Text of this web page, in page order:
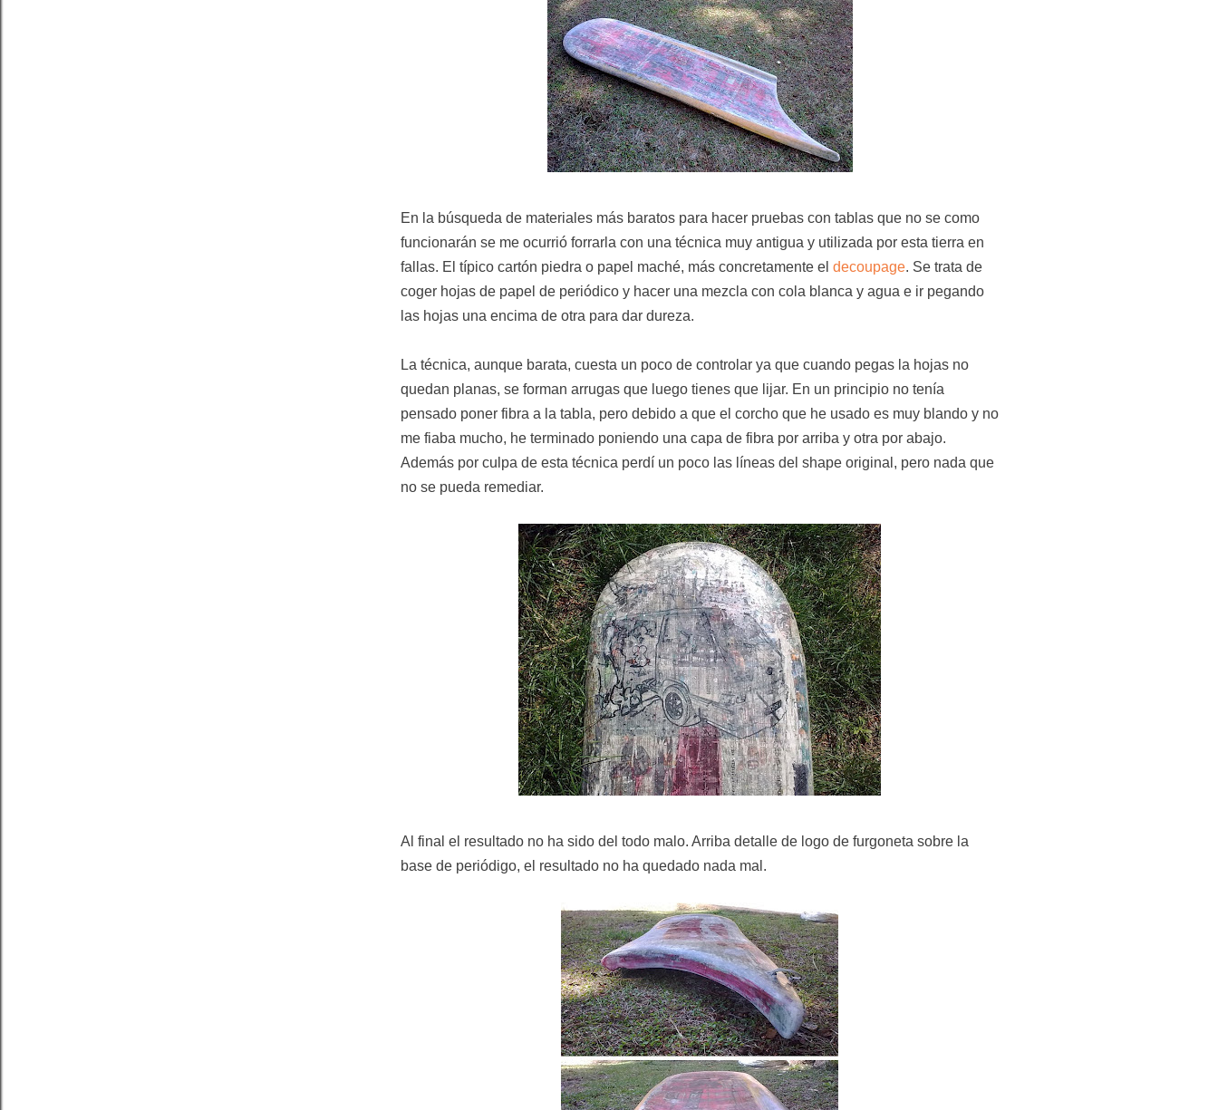
En la búsqueda de materiales más baratos para hacer pruebas con tablas que no se como
funcionarán se me ocurrió forrarla con una técnica muy antigua y utilizada por esta tierra en
fallas. El típico cartón piedra o papel maché, más concretamente el decoupage. Se trata de
coger hojas de papel de periódico y hacer una mezcla con cola blanca y agua e ir pegando
las hojas una encima de otra para dar dureza.
La técnica, aunque barata, cuesta un poco de controlar ya que cuando pegas la hojas no
quedan planas, se forman arrugas que luego tienes que lijar. En un principio no tenía
pensado poner fibra a la tabla, pero debido a que el corcho que he usado es muy blando y no
me fiaba mucho, he terminado poniendo una capa de fibra por arriba y otra por abajo.
Además por culpa de esta técnica perdí un poco las líneas del shape original, pero nada que
no se pueda remediar.
Al final el resultado no ha sido del todo malo. Arriba detalle de logo de furgoneta sobre la
base de periódigo, el resultado no ha quedado nada mal.